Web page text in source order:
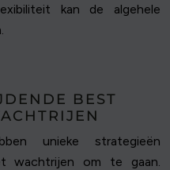
kan de algehele
BEST
unieke strategieën
wachtrijen om te gaan.